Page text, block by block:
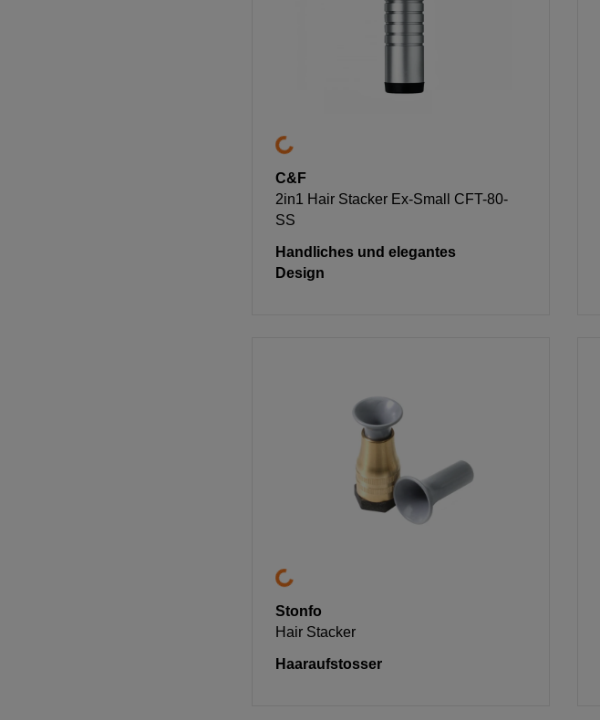
C&F
2in1 Hair Stacker Ex-Small CFT-80-
SS
Handliches und elegantes
Design
Stonfo
Hair Stacker
Haaraufstosser